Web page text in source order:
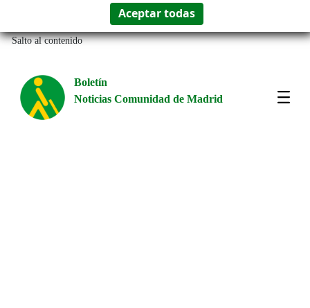
Salto al contenido
Boletín
Noticias Comunidad de Madrid